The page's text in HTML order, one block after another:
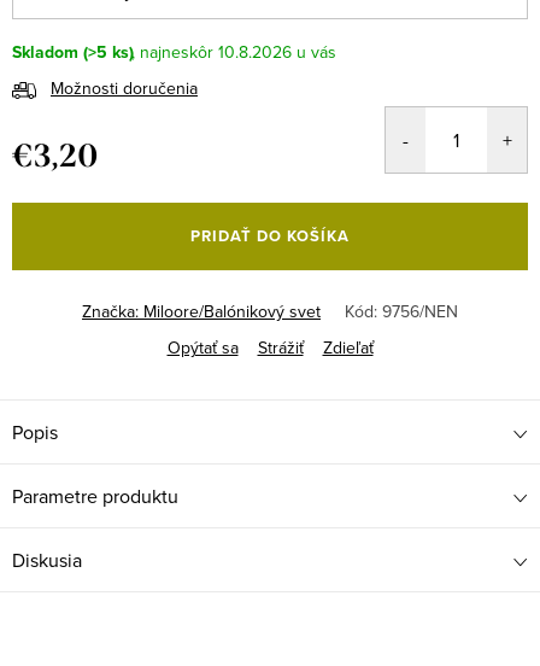
Skladom (>5 ks)
10.8.2026
Možnosti doručenia
€3,20
cena:
PRIDAŤ DO KOŠÍKA
Značka: Miloore/Balónikový svet Kód: 9756/NEN
Opýtať sa
Strážiť Zdieľať
Popis
Parametre produktu
Diskusia